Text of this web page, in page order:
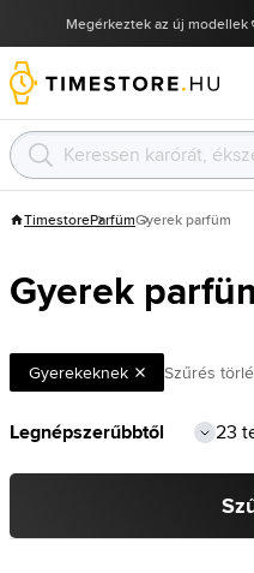
Megérkeztek az új
TimestoreParfümGyerek parfüm
Gyerek
Gyerekeknek Szűrés
23